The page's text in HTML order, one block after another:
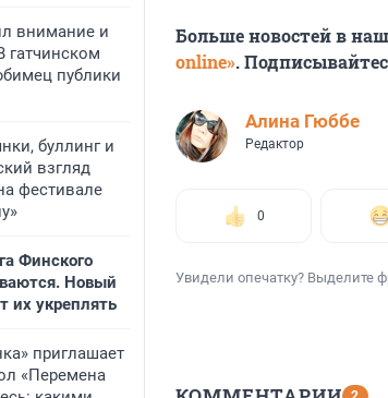
внимание и
гатчинском
публики
буллинг и
взгляд
фестивале
Финского
Новый
их укреплять
приглашает
«Перемена
Больше новостей в
online».
Алина Гюббе
Редактор
0
Увидели опечатку? Выделите